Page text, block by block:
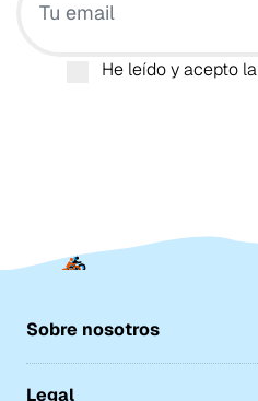
He leído y acepto la
Sobre nosotros
Legal